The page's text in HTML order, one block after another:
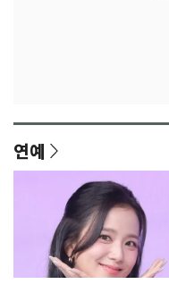
연예